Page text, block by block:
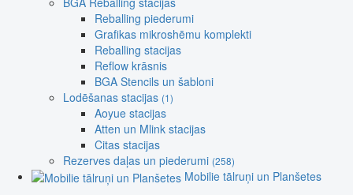
Reballing piederumi
Grafikas mikroshēmu komplekti
Reballing stacijas
Reflow krāsnis
BGA Stencils un šabloni
Lodēšanas stacijas (1)
Aoyue stacijas
Atten un Mlink stacijas
Citas stacijas
Rezerves daļas un piederumi (258)
Mobilie tālruņi un Planšetes